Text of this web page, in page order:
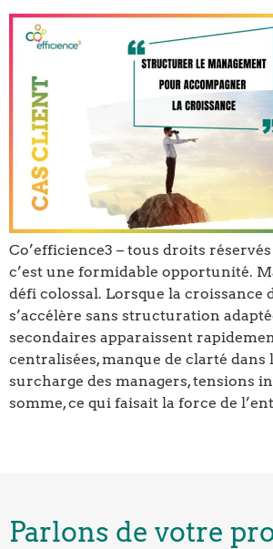
Co’efficience3 – tous droits
c’est une formidable opportunité.
défi colossal. Lorsque la croissance
s’accélère sans structuration
secondaires apparaissent
centralisées, manque de clarté dans
surcharge des managers, tensions
somme, ce qui faisait la force de
Parlons de votre